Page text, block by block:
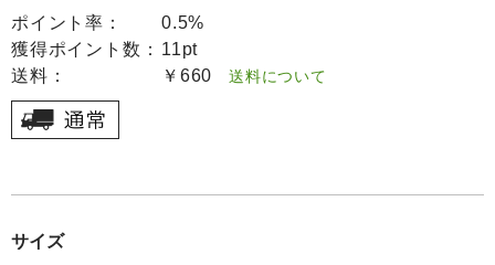
ポイント率：
0.5%
獲得ポイント数： 11pt
送料：
￥660 送料について
サイズ